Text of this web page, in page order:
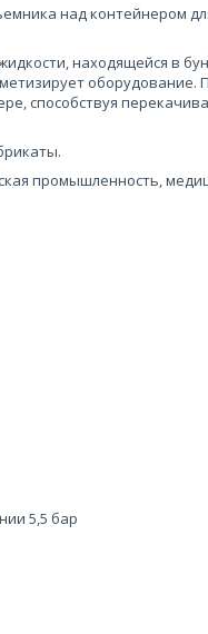
над контейнером
находящейся в
оборудование.
способствуя
промышленность,
5,5 бар